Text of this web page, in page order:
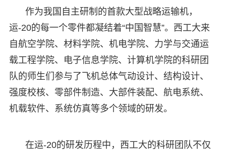
作为我国自主研制的首款大型战略运输机，
运-20的每一个零件都凝结着“中国智慧”。西工大来
自航空学院、材料学院、机电学院、力学与交通运
载工程学院、电子信息学院、计算机学院的科研团
队的师生们参与了飞机总体气动设计、结构设计、
强度校核、零部件制造、大部件装配、航电系统、
机载软件、系统仿真等多个领域的研发。
在运-20的研发历程中，西工大的科研团队不仅